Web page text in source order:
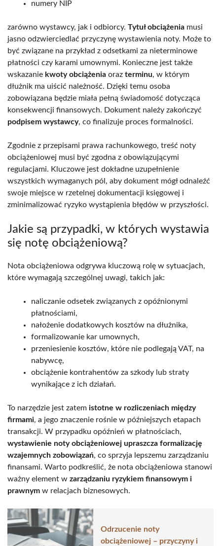
numery NIP
zarówno wystawcy, jak i odbiorcy. Tytuł obciążenia musi
jasno odzwierciedlać przyczynę wystawienia noty. Może to
być związane na przykład z odsetkami za nieterminowe
płatności czy karami umownymi. Konieczne jest także
wskazanie kwoty obciążenia oraz terminu, w którym
dłużnik ma uiścić należność. Dzięki temu osoba
zobowiązana będzie miała pełną świadomość dotycząca
konsekwencji finansowych. Dokument należy zakończyć
podpisem wystawcy, co finalizuje proces formalności.
Zgodnie z przepisami prawa rachunkowego, treść noty
obciążeniowej musi być zgodna z obowiązującymi
regulacjami. Kluczowe jest dokładne uzupełnienie
wszystkich wymaganych pól, aby dokument mógł odnaleźć
swoje miejsce w rzetelnej dokumentacji księgowej i
zminimalizować ryzyko wystąpienia błędów w przyszłości.
Jakie są przypadki, w których wystawia
się notę obciążeniową?
Nota obciążeniowa odgrywa kluczową rolę w sytuacjach,
które wymagają szczególnej uwagi, takich jak:
naliczanie odsetek związanych z opóźnionymi
płatnościami,
nałożenie dodatkowych kosztów na dłużnika,
formalizowanie kar umownych,
przeniesienie kosztów, które nie podlegają VAT, na
nabywcę,
obciążenie kontrahentów za szkody lub straty
wynikające z ich działań.
To narzędzie jest zatem istotne w rozliczeniach między
firmami, a jego znaczenie rośnie w późniejszych etapach
transakcji. W przypadku opóźnień w płatnościach,
wystawienie noty obciążeniowej upraszcza formalizację
wzajemnych zobowiązań, co sprzyja lepszemu zarządzaniu
finansami. Warto podkreślić, że nota obciążeniowa stanowi
ważny element w zarządzaniu ryzykiem finansowym i
prawnym w relacjach biznesowych.
Odrzucenie noty
obciążeniowej – przyczyny i